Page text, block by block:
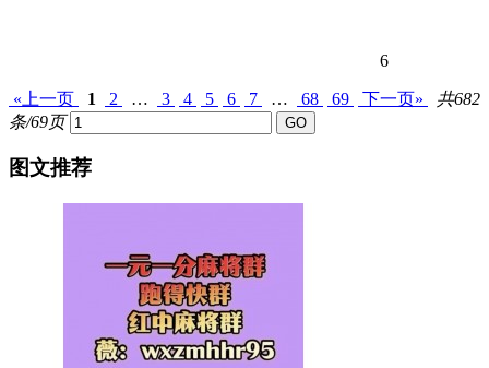
6
«上一页 1 2 … 3 4 5 6 7 … 68 69 下一页»
共682
条/69页
图文推荐